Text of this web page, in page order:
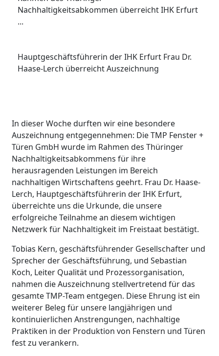
Nachhaltigkeitsabkommen überreicht IHK Erfurt
...
Hauptgeschäftsführerin der IHK Erfurt Frau Dr.
Haase-Lerch überreicht Auszeichnung
In dieser Woche durften wir eine besondere
Auszeichnung entgegennehmen: Die TMP Fenster +
Türen GmbH wurde im Rahmen des Thüringer
Nachhaltigkeitsabkommens für ihre
herausragenden Leistungen im Bereich
nachhaltigen Wirtschaftens geehrt. Frau Dr. Haase-
Lerch, Hauptgeschäftsführerin der IHK Erfurt,
überreichte uns die Urkunde, die unsere
erfolgreiche Teilnahme an diesem wichtigen
Netzwerk für Nachhaltigkeit im Freistaat bestätigt.
Tobias Kern, geschäftsführender Gesellschafter und
Sprecher der Geschäftsführung, und Sebastian
Koch, Leiter Qualität und Prozessorganisation,
nahmen die Auszeichnung stellvertretend für das
gesamte TMP-Team entgegen. Diese Ehrung ist ein
weiterer Beleg für unsere langjährigen und
kontinuierlichen Anstrengungen, nachhaltige
Praktiken in der Produktion von Fenstern und Türen
fest zu verankern.